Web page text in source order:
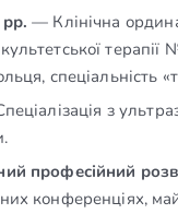
— Клінічна
спеціальність
з
професійний
конференціях,